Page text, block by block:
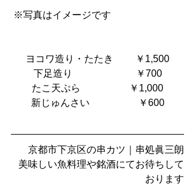
※写真はイメージです
ヨコワ造り・たたき　     ￥1,500
下足造り                          ￥700
たこ天ぷら                    ￥1,000
新じゅんさい                    ￥600
京都市下京区の串カツ｜串処眞三朗
美味しい魚料理や銘酒にてお待ちして
おります